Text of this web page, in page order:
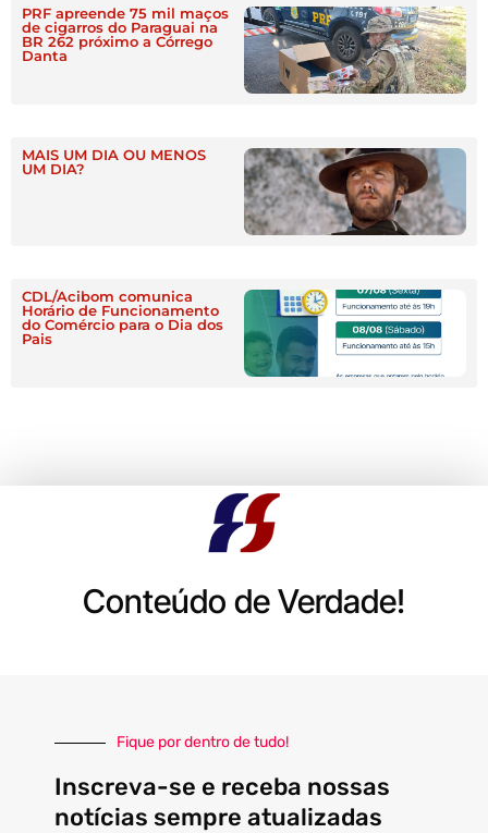
PRF apreende 75 mil maços
de cigarros do Paraguai na
BR 262 próximo a Córrego
Danta
MAIS UM DIA OU MENOS
UM DIA?
CDL/Acibom comunica
Horário de Funcionamento
do Comércio para o Dia dos
Pais
Conteúdo de Verdade!
Fique por dentro de tudo!
Inscreva-se e receba nossas
notícias sempre atualizadas